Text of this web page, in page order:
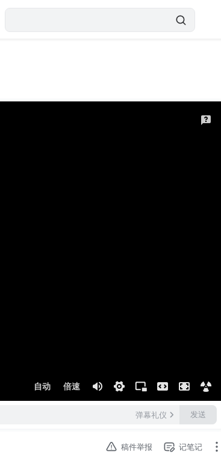
自动 倍速
弹幕礼仪 发送
稿件举报 记笔记